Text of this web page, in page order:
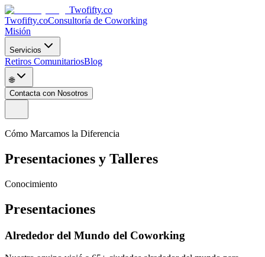
Twofifty.co
Twofifty.coConsultoría de Coworking
Misión
Servicios
Retiros ComunitariosBlog
🌐
Contacta con Nosotros
Cómo Marcamos la Diferencia
Presentaciones y Talleres
Conocimiento
Presentaciones
Alrededor del Mundo del Coworking